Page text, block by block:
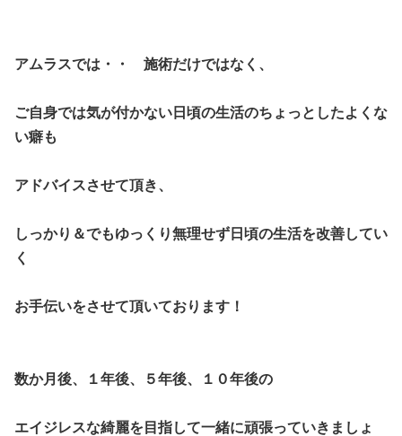
アムラスでは・・ 施術だけではなく、
ご自身では気が付かない日頃の生活のちょっとしたよくな
い癖も
アドバイスさせて頂き、
しっかり＆でもゆっくり無理せず日頃の生活を改善してい
く
お手伝いをさせて頂いております！
数か月後、１年後、５年後、１０年後の
エイジレスな綺麗を目指して一緒に頑張っていきましょ